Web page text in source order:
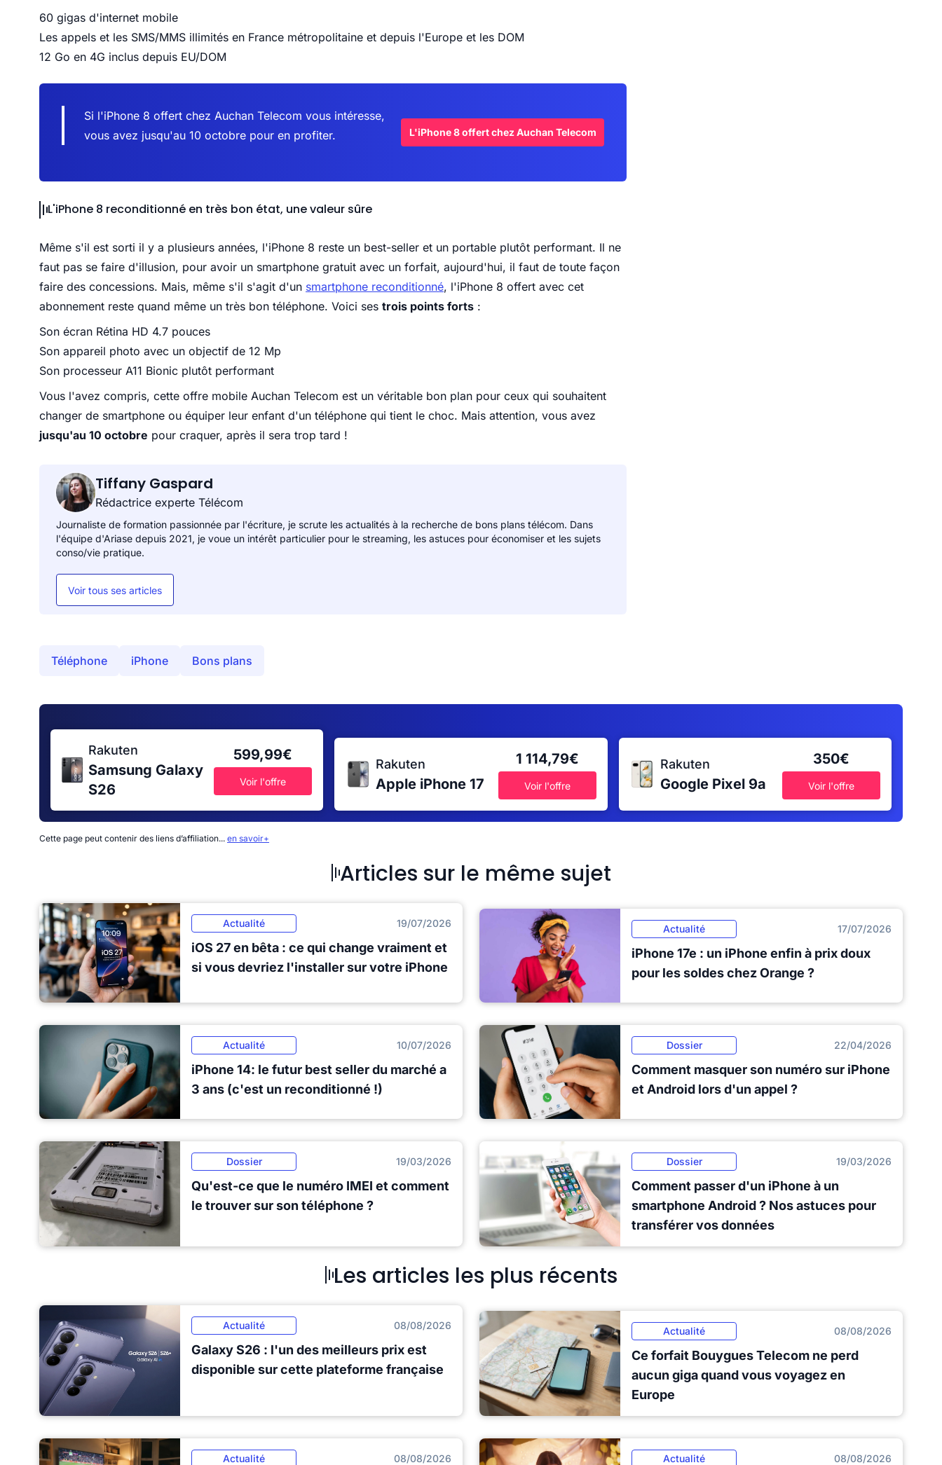
60 gigas d'internet mobile
Les appels et les SMS/MMS illimités en France métropolitaine et depuis l'Europe et les DOM
12 Go en 4G inclus depuis EU/DOM
Si l'iPhone 8 offert chez Auchan Telecom vous intéresse,
vous avez jusqu'au 10 octobre pour en profiter.
L'iPhone 8 offert chez Auchan Telecom
L'iPhone 8 reconditionné en très bon état, une valeur sûre
Même s'il est sorti il y a plusieurs années, l'iPhone 8 reste un best-seller et un portable plutôt performant. Il ne
faut pas se faire d'illusion, pour avoir un smartphone gratuit avec un forfait, aujourd'hui, il faut de toute façon
faire des concessions. Mais, même s'il s'agit d'un smartphone reconditionné, l'iPhone 8 offert avec cet
abonnement reste quand même un très bon téléphone. Voici ses trois points forts :
Son écran Rétina HD 4.7 pouces
Son appareil photo avec un objectif de 12 Mp
Son processeur A11 Bionic plutôt performant
Vous l'avez compris, cette offre mobile Auchan Telecom est un véritable bon plan pour ceux qui souhaitent
changer de smartphone ou équiper leur enfant d'un téléphone qui tient le choc. Mais attention, vous avez
jusqu'au 10 octobre pour craquer, après il sera trop tard !
Tiffany Gaspard
Rédactrice experte Télécom
Journaliste de formation passionnée par l'écriture, je scrute les actualités à la recherche de bons plans télécom. Dans
l'équipe d'Ariase depuis 2021, je voue un intérêt particulier pour le streaming, les astuces pour économiser et les sujets
conso/vie pratique.
Voir tous ses articles
Téléphone iPhone Bons plans
Rakuten
Samsung Galaxy
S26
599,99€
Voir l'offre
Rakuten
Apple iPhone 17
1 114,79€
Voir l'offre
Rakuten
Google Pixel 9a
350€
Voir l'offre
Cette page peut contenir des liens d’affiliation... en savoir+
Articles sur le même sujet
Actualité 19/07/2026
iOS 27 en bêta : ce qui change vraiment et
si vous devriez l'installer sur votre iPhone
Actualité 17/07/2026
iPhone 17e : un iPhone enfin à prix doux
pour les soldes chez Orange ?
Actualité 10/07/2026
iPhone 14: le futur best seller du marché a
3 ans (c'est un reconditionné !)
Dossier 22/04/2026
Comment masquer son numéro sur iPhone
et Android lors d'un appel ?
Dossier 19/03/2026
Qu'est-ce que le numéro IMEI et comment
le trouver sur son téléphone ?
Dossier 19/03/2026
Comment passer d'un iPhone à un
smartphone Android ? Nos astuces pour
transférer vos données
Les articles les plus récents
Actualité 08/08/2026
Galaxy S26 : l'un des meilleurs prix est
disponible sur cette plateforme française
Actualité 08/08/2026
Ce forfait Bouygues Telecom ne perd
aucun giga quand vous voyagez en
Europe
Actualité 08/08/2026 Actualité 08/08/2026